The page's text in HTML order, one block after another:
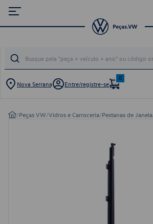
Nova Serrana Entre/registre-se
0
/Peças VW/Vidros e Carroceria/Pestanas de Janela